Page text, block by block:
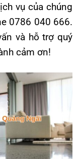
vụ của chúng
0786 040 666.
và hỗ trợ quý
cảm ơn!